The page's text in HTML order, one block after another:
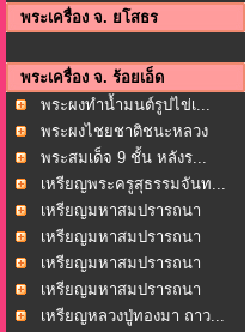
พระเครื่อง จ. ยโสธร
พระเครื่อง จ. ร้อยเอ็ด
พระผงทำน้ำมนต์รูปไข่เ...
พระผงไชยชาติชนะหลวง
พ่อ... พระสมเด็จ 9 ชั้น หลังร...
เหรียญพระครูสุธรรมจันท...
เหรียญมหาสมปรารถนา
หลวง...เหรียญมหาสมปรารถนา
หลวง...เหรียญมหาสมปรารถนา
หลวง...เหรียญมหาสมปรารถนา
หลวง...เหรียญหลวงปู่ทองมา ถาว...